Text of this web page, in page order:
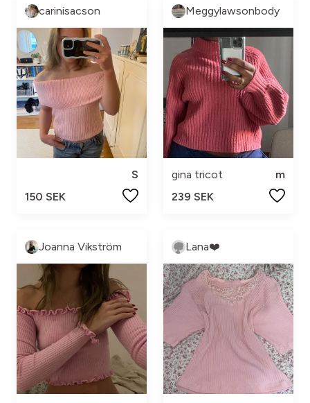
carinisacson
S
150 SEK
Meggylawsonbody
gina tricot
m
239 SEK
Joanna Vikström Lana❤️